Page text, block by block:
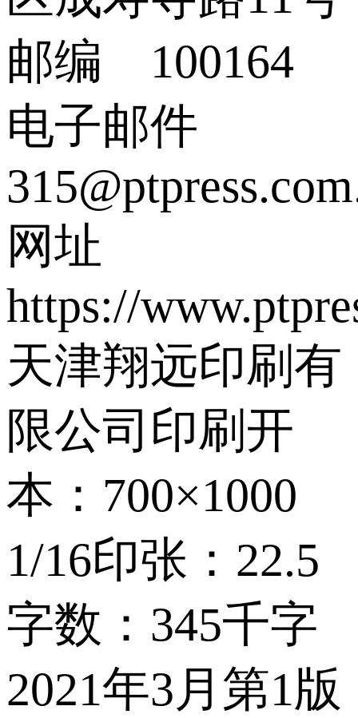
邮编 100164
电子邮件
网址
https://
天津翔远印刷有
限公司印刷开
本：700×1000
1/16印张：22.5
字数：345千字
2021年3月第1版